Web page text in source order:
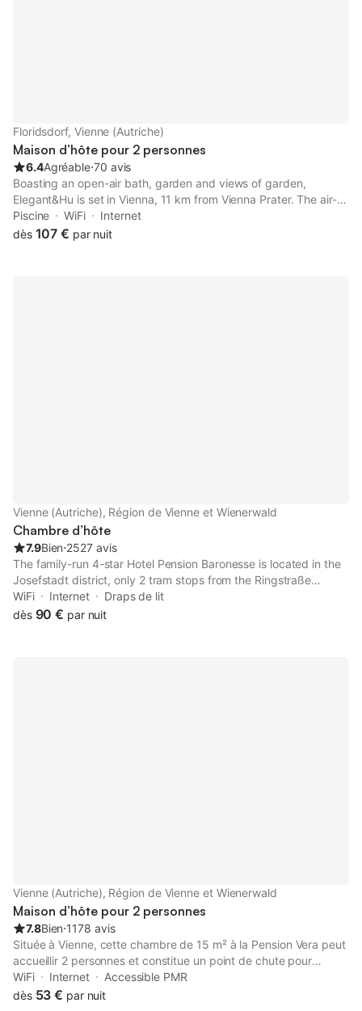
Floridsdorf, Vienne (Autriche)
Maison d’hôte pour 2 personnes
6.4Agréable⋅70 avis
Boasting an open-air bath, garden and views of garden,
Elegant&Hu is set in Vienna, 11 km from Vienna Prater. The air-
conditioned accommodation is 8.
Piscine WiFi
Internet
dès 107 € par nuit
Vienne (Autriche), Région de Vienne et Wienerwald
Chambre d’hôte
7.9Bien⋅2527 avis
The family-run 4-star Hotel Pension Baronesse is located in the
Josefstadt district, only 2 tram stops from the Ringstraße
boulevard and Vienna University. It offers free WiFi.
WiFi Internet
Draps de lit
dès 90 € par nuit
Vienne (Autriche), Région de Vienne et Wienerwald
Maison d’hôte pour 2 personnes
7.8Bien⋅1178 avis
Située à Vienne, cette chambre de 15 m² à la Pension Vera peut
accueillir 2 personnes et constitue un point de chute pour
explorer la ville. L'établissement se trouve à 2 km du centre-
ville, tandis que la gare et les transports en commun les plus
WiFi Internet
Accessible PMR
dès 53 € par nuit